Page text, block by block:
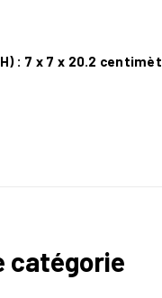
: 7 x 7 x 20.2
catégorie